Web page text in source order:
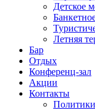
Детское
Летняя
Бар
Отдых
Конференц-зал
Акции
Контакты
Политики